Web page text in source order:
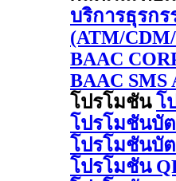
บริการธุรก
(ATM/
BAAC
BAAC SMS
โปรโมชัน โ
โปรโมชันบั
โปรโมชันบั
โปรโมชัน